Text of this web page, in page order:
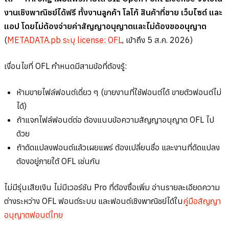
งานเชิงพาณิชย์ได้ฟรี ทั้งงานลูกค้า โลโก้ สินค้าที่ขาย เว็บไซต์ และ
แอป โดยไม่ต้องจ่ายค่าสัญญาอนุญาตและไม่ต้องขออนุญาต
(METADATA.pb ระบุ license: OFL, เข้าถึง 5 ส.ค. 2026)
เงื่อนไขที่ OFL กำหนดมีสามข้อที่ต้องรู้:
ห้ามขายไฟล์ฟอนต์เดี่ยว ๆ (ขายงานที่ใช้ฟอนต์ได้ ขายตัวฟอนต์ไม่
ได้)
ถ้าแจกไฟล์ฟอนต์ต่อ ต้องแนบข้อความสัญญาอนุญาต OFL ไป
ด้วย
ถ้าดัดแปลงฟอนต์แล้วเผยแพร่ ต้องเปลี่ยนชื่อ และงานที่ดัดแปลง
ต้องอยู่ภายใต้ OFL เช่นกัน
ไม่มีรุ่นเสียเงิน ไม่มีเวอร์ชัน Pro ที่ต้องซื้อเพิ่ม อ่านรายละเอียดความ
ต่างระหว่าง OFL ฟอนต์ระบบ และฟอนต์เชิงพาณิชย์ได้ในคู่มือสัญญา
อนุญาตฟอนต์ไทย